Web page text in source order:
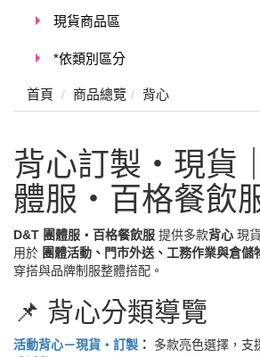
現貨商品區
*依類別區分
首頁 商品總覽 背心
背心訂製・現貨
體服・百格餐飲
D&T 團體服・百格餐飲服 提供多款背心 現
用於 團體活動、門市外送、工務作業與倉儲
穿搭與品牌制服整體搭配。
📌 背心分類導覽
活動背心－現貨・訂製 ：
多款亮色選擇，支